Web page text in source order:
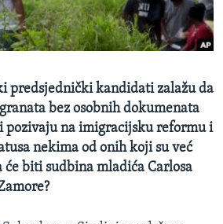
predsjednički kandidati zalažu da
bez osobnih dokumenata
pozivaju na imigracijsku reformu i
nekima od onih koji su već
biti sudbina mladića Carlosa